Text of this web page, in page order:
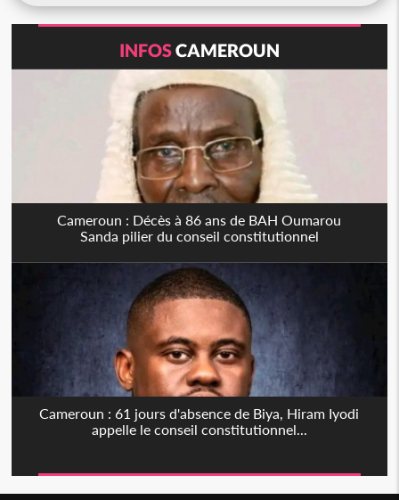
INFOSCAMEROUN
Cameroun : Décès à 86 ans de BAH Oumarou
Sanda pilier du conseil constitutionnel
Cameroun : 61 jours d'absence de Biya, Hiram Iyodi
appelle le conseil constitutionnel...